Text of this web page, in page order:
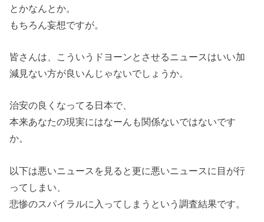
とかなんとか。
もちろん妄想ですが。
皆さんは、こういうドヨーンとさせるニュースはいい加
減見ない方が良いんじゃないでしょうか。
治安の良くなってる日本で、
本来あなたの現実にはなーんも関係ないではないです
か。
以下は悪いニュースを見ると更に悪いニュースに目が行
ってしまい、
悲惨のスパイラルに入ってしまうという調査結果です。